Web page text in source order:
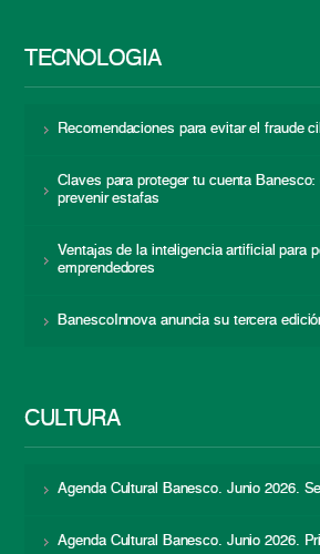
TECNOLOGÍA
Recomendaciones para evitar el fraude
Claves para proteger tu cuenta
prevenir estafas
Ventajas de la inteligencia artificial para
emprendedores
BanescoInnova anuncia su tercera
CULTURA
Agenda Cultural Banesco. Junio 2026.
Agenda Cultural Banesco. Junio 2026.